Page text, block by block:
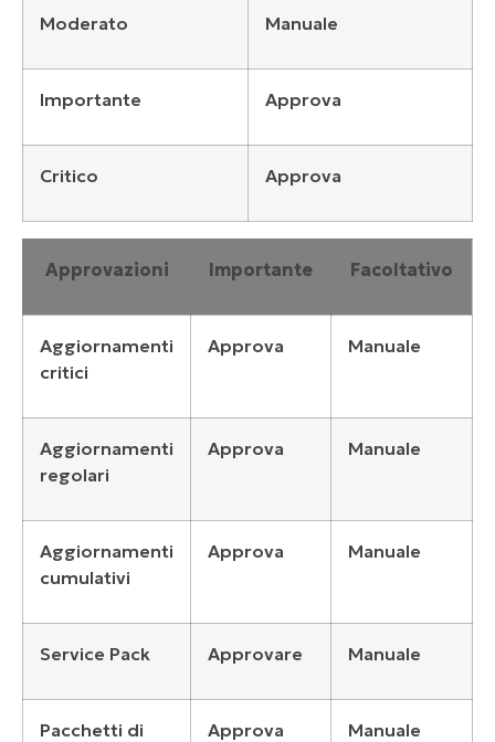
Moderato Manuale
Importante Approva
Critico Approva
Approvazioni Importante Facoltativo
Aggiornamenti
critici
Approva Manuale
Aggiornamenti
regolari
Approva Manuale
Aggiornamenti
cumulativi
Approva Manuale
Service Pack Approvare Manuale
Pacchetti di
Approva Manuale